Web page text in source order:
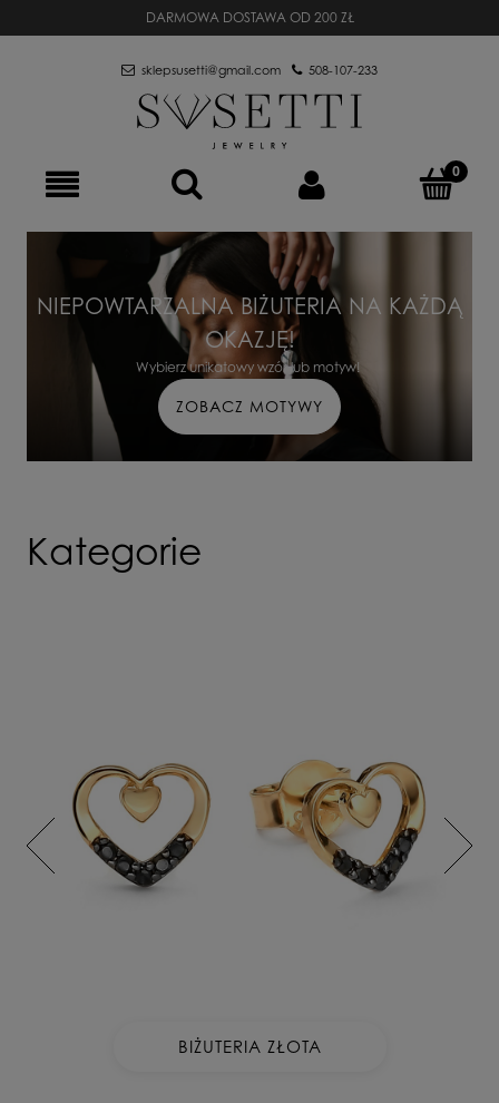
DARMOWA DOSTAWA OD 200 ZŁ
sklepsusetti@gmail.com 508-107-233
NIEPOWTARZALNA BIŻUTERIA NA KAŻDĄ
OKAZJĘ!
Wybierz unikatowy wzór lub motyw!
ZOBACZ MOTYWY
Kategorie
BIŻUTERIA ZŁOTA